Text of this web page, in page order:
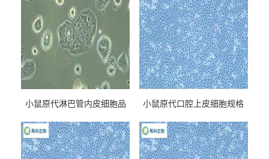
小鼠原代淋巴管内皮细胞品
小鼠原代口腔上皮细胞规格